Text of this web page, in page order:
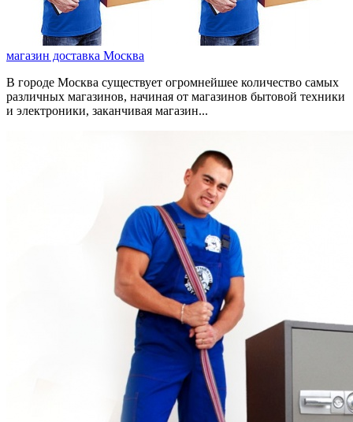
магазин доставка Москва
В городе Москва существует огромнейшее количество самых
различных магазинов, начиная от магазинов бытовой техники
и электроники, заканчивая магазин...